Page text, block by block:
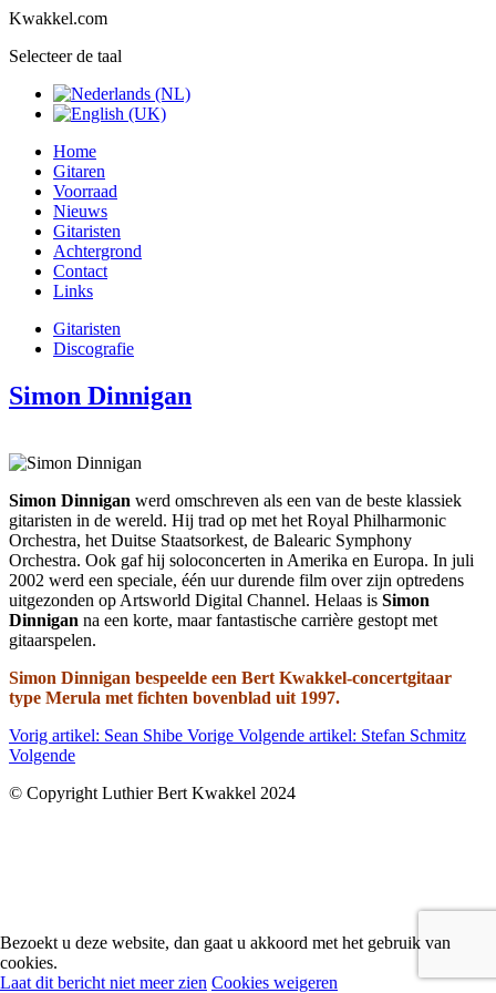
Kwakkel.com
Selecteer de taal
Home
Gitaren
Voorraad
Nieuws
Gitaristen
Achtergrond
Contact
Links
Gitaristen
Discografie
Simon Dinnigan
Simon Dinnigan werd omschreven als een van de beste klassiek
gitaristen in de wereld. Hij trad op met het Royal Philharmonic
Orchestra, het Duitse Staatsorkest, de Balearic Symphony
Orchestra. Ook gaf hij soloconcerten in Amerika en Europa. In juli
2002 werd een speciale, één uur durende film over zijn optredens
uitgezonden op Artsworld Digital Channel. Helaas is Simon
Dinnigan na een korte, maar fantastische carrière gestopt met
gitaarspelen.
Simon Dinnigan bespeelde een Bert Kwakkel-concertgitaar
type Merula met fichten bovenblad uit 1997.
Vorig artikel: Sean Shibe Vorige Volgende artikel: Stefan Schmitz
Volgende
© Copyright Luthier Bert Kwakkel 2024
Bezoekt u deze website, dan gaat u akkoord met het gebruik van
cookies.
Laat dit bericht niet meer zien Cookies weigeren